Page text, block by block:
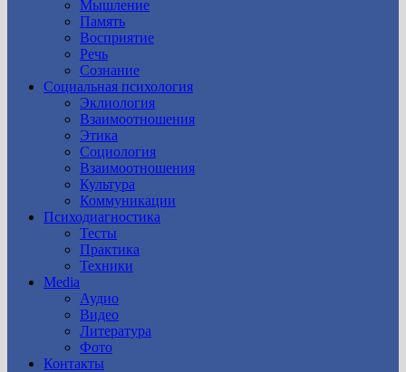
Мышление
Память
Восприятие
Речь
Сознание
Социальная психология
Эклиология
Взаимоотношения
Этика
Социология
Взаимоотношения
Культура
Коммуникации
Психодиагностика
Тесты
Практика
Техники
Media
Аудио
Видео
Литература
Фото
Контакты